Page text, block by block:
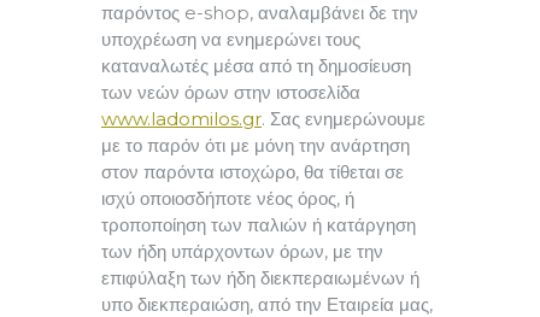
παρόντος e-shop, αναλαμβάνει δε την
υποχρέωση να ενημερώνει τους
καταναλωτές μέσα από τη δημοσίευση
των νεών όρων στην ιστοσελίδα
www.ladomilos.gr. Σας ενημερώνουμε
με το παρόν ότι με μόνη την ανάρτηση
στον παρόντα ιστοχώρο, θα τίθεται σε
ισχύ οποιοσδήποτε νέος όρος, ή
τροποποίηση των παλιών ή κατάργηση
των ήδη υπάρχοντων όρων, με την
επιφύλαξη των ήδη διεκπεραιωμένων ή
υπο διεκπεραιώση, από την Εταιρεία μας,